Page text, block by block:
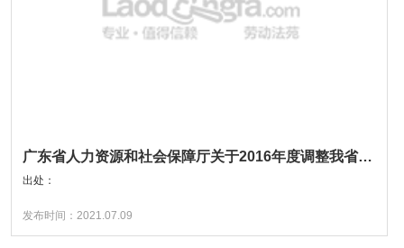
广东省人力资源和社会保障厅关于2016年度调整我省工伤伤残津贴的通知
出处：
发布时间：2021.07.09